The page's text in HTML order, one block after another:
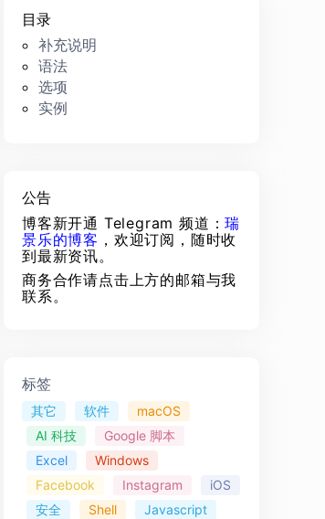
目录
补充说明
语法
选项
实例
公告
博客新开通 Telegram 频道：瑞
景乐的博客 ，欢迎订阅，随时收
到最新资讯。
商务合作请点击上方的邮箱与我
联系。
标签
其它 软件
macOS
AI 科技
Google 脚本
Excel
Windows
Facebook
Instagram
iOS
安全
Shell
Javascript